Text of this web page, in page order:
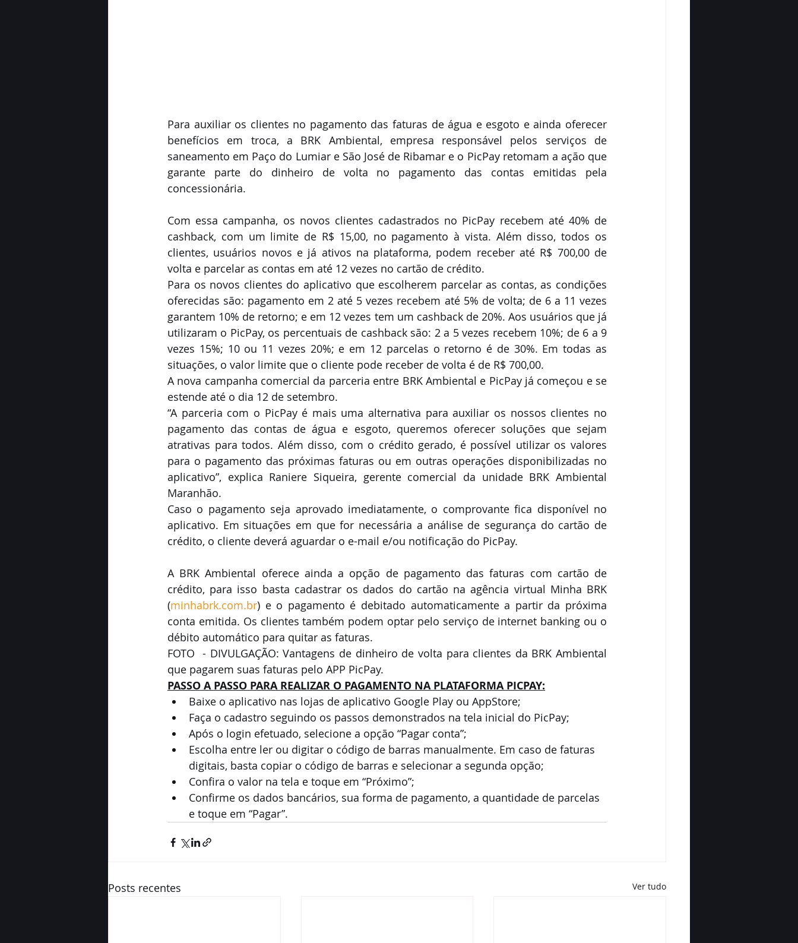
Para auxiliar os clientes no pagamento das faturas de água e esgoto e ainda oferecer
benefícios em troca, a BRK Ambiental, empresa responsável pelos serviços de
saneamento em Paço do Lumiar e São José de Ribamar e o PicPay retomam a ação que
garante parte do dinheiro de volta no pagamento das contas emitidas pela
concessionária.
Com essa campanha, os novos clientes cadastrados no PicPay recebem até 40% de
cashback, com um limite de R$ 15,00, no pagamento à vista. Além disso, todos os
clientes, usuários novos e já ativos na plataforma, podem receber até R$ 700,00 de
volta e parcelar as contas em até 12 vezes no cartão de crédito.
Para os novos clientes do aplicativo que escolherem parcelar as contas, as condições
oferecidas são: pagamento em 2 até 5 vezes recebem até 5% de volta; de 6 a 11 vezes
garantem 10% de retorno; e em 12 vezes tem um cashback de 20%. Aos usuários que já
utilizaram o PicPay, os percentuais de cashback são: 2 a 5 vezes recebem 10%; de 6 a 9
vezes 15%; 10 ou 11 vezes 20%; e em 12 parcelas o retorno é de 30%. Em todas as
situações, o valor limite que o cliente pode receber de volta é de R$ 700,00.
A nova campanha comercial da parceria entre BRK Ambiental e PicPay já começou e se
estende até o dia 12 de setembro.
“A parceria com o PicPay é mais uma alternativa para auxiliar os nossos clientes no
pagamento das contas de água e esgoto, queremos oferecer soluções que sejam
atrativas para todos. Além disso, com o crédito gerado, é possível utilizar os valores
para o pagamento das próximas faturas ou em outras operações disponibilizadas no
aplicativo”, explica Raniere Siqueira, gerente comercial da unidade BRK Ambiental
Maranhão.
Caso o pagamento seja aprovado imediatamente, o comprovante fica disponível no
aplicativo. Em situações em que for necessária a análise de segurança do cartão de
crédito, o cliente deverá aguardar o e-mail e/ou notificação do PicPay.
A BRK Ambiental oferece ainda a opção de pagamento das faturas com cartão de
crédito, para isso basta cadastrar os dados do cartão na agência virtual Minha BRK
(minhabrk.com.br) e o pagamento é debitado automaticamente a partir da próxima
conta emitida. Os clientes também podem optar pelo serviço de internet banking ou o
débito automático para quitar as faturas.
FOTO  - DIVULGAÇÃO: Vantagens de dinheiro de volta para clientes da BRK Ambiental
que pagarem suas faturas pelo APP PicPay.
PASSO A PASSO PARA REALIZAR O PAGAMENTO NA PLATAFORMA PICPAY:
Baixe o aplicativo nas lojas de aplicativo Google Play ou AppStore;
Faça o cadastro seguindo os passos demonstrados na tela inicial do PicPay;
Após o login efetuado, selecione a opção “Pagar conta”;
Escolha entre ler ou digitar o código de barras manualmente. Em caso de faturas
digitais, basta copiar o código de barras e selecionar a segunda opção;
Confira o valor na tela e toque em “Próximo”;
Confirme os dados bancários, sua forma de pagamento, a quantidade de parcelas
e toque em “Pagar”.
Posts recentes Ver tudo